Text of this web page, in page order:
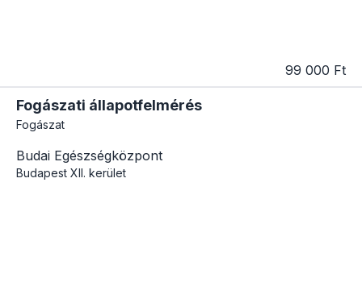
99 000 Ft
Fogászati állapotfelmérés
Fogászat
Budai Egészségközpont
Budapest XII. kerület